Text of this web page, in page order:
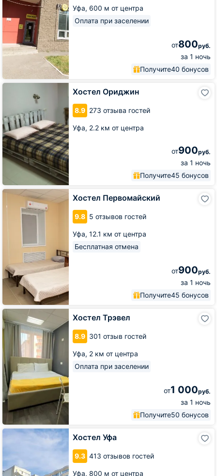
Уфа, 600 м от центра
Оплата при заселении
от800руб.
за 1 ночь
Получите40 бонусов
Хостел Ориджин
8.9 273 отзыва гостей
Уфа, 2.2 км от центра
от900руб.
за 1 ночь
Получите45 бонусов
Хостел
Хостел Первомайский
9.8 5 отзывов гостей
Уфа, 12.1 км от центра
Бесплатная отмена
от900руб.
за 1 ночь
Получите45 бонусов
Хостел
Первомайский
Хостел Трэвел
8.9 301 отзыв гостей
Уфа, 2 км от центра
Оплата при заселении
от1 000руб.
за 1 ночь
Получите50 бонусов
Хостел
Трэвел
Хостел Уфа
9.3 413 отзывов гостей
Уфа, 800 м от центра
Хостел